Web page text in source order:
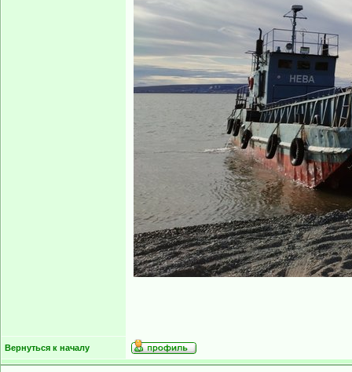
Вернуться к началу